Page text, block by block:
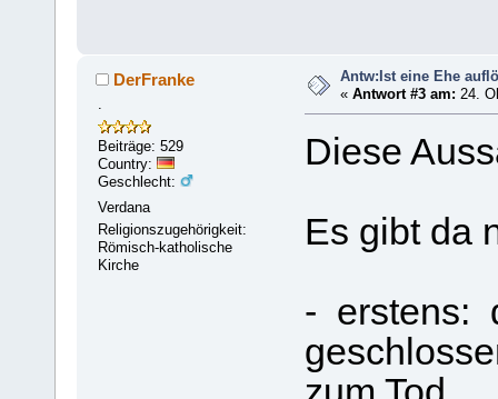
DerFranke
.
Beiträge: 529
Country:
Geschlecht:
Verdana
Religionszugehörigkeit:
Römisch-katholische
Kirche
Antw:Ist eine Ehe
«Antwort #3 am: 24.
Diese
Es gibt da
- erstens: